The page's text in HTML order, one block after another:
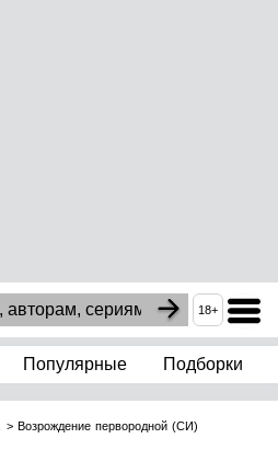
18+
Популярные Подборки
Возрождение первородной (СИ)